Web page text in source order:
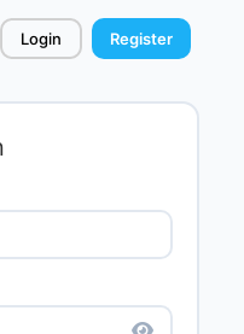
Login Register